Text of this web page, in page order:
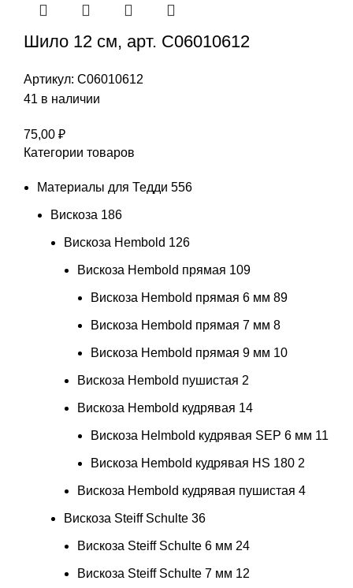
Шило 12 см, арт. С06010612
Артикул: С06010612
41 в наличии
75,00 ₽
Категории товаров
Материалы для Тедди 556
Вискоза 186
Вискоза Hembold 126
Вискоза Hembold прямая 109
Вискоза Hembold прямая 6 мм 89
Вискоза Hembold прямая 7 мм 8
Вискоза Hembold прямая 9 мм 10
Вискоза Hembold пушистая 2
Вискоза Hembold кудрявая 14
Вискоза Helmbold кудрявая SEP 6 мм 11
Вискоза Hembold кудрявая HS 180 2
Вискоза Hembold кудрявая пушистая 4
Вискоза Steiff Schulte 36
Вискоза Steiff Schulte 6 мм 24
Вискоза Steiff Schulte 7 мм 12